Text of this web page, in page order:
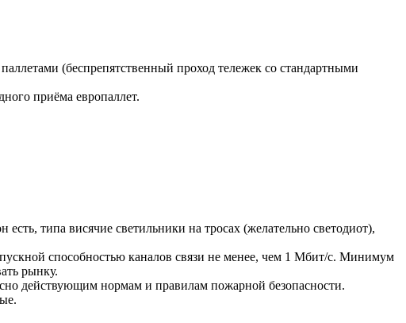
(беспрепятственный проход тележек со стандартными
приёма европаллет.
типа висячие светильники на тросах (желательно светодиот),
способностью каналов связи не менее, чем 1 Мбит/с. Минимум
рынку.
действующим нормам и правилам пожарной безопасности.